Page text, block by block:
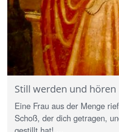
Still werden und hören
Eine Frau aus der Menge
Schoß, der dich getragen,